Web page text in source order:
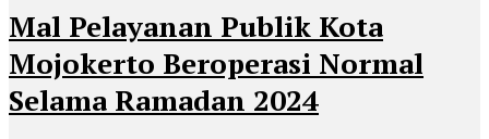
Mal Pelayanan Publik Kota
Mojokerto Beroperasi Normal
Selama Ramadan 2024